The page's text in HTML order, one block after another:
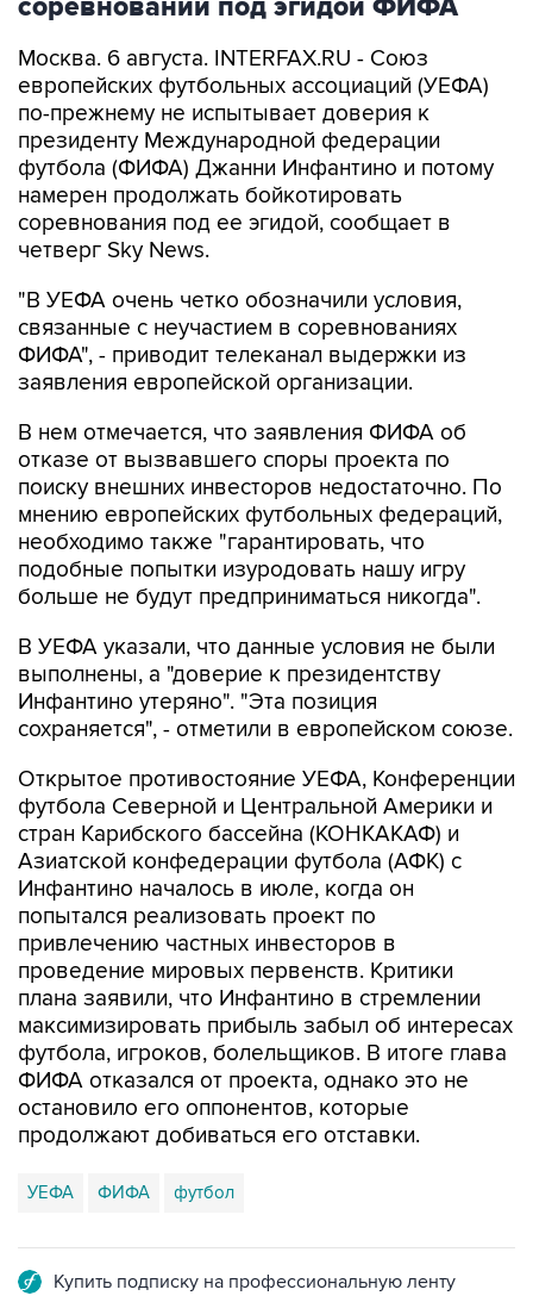
соревнований под эгидой ФИФА
Москва. 6 августа. INTERFAX.RU - Союз
европейских футбольных ассоциаций (УЕФА)
по-прежнему не испытывает доверия к
президенту Международной федерации
футбола (ФИФА) Джанни Инфантино и потому
намерен продолжать бойкотировать
соревнования под ее эгидой, сообщает в
четверг Sky News.
"В УЕФА очень четко обозначили условия,
связанные с неучастием в соревнованиях
ФИФА", - приводит телеканал выдержки из
заявления европейской организации.
В нем отмечается, что заявления ФИФА об
отказе от вызвавшего споры проекта по
поиску внешних инвесторов недостаточно. По
мнению европейских футбольных федераций,
необходимо также "гарантировать, что
подобные попытки изуродовать нашу игру
больше не будут предприниматься никогда".
В УЕФА указали, что данные условия не были
выполнены, а "доверие к президентству
Инфантино утеряно". "Эта позиция
сохраняется", - отметили в европейском союзе.
Открытое противостояние УЕФА, Конференции
футбола Северной и Центральной Америки и
стран Карибского бассейна (КОНКАКАФ) и
Азиатской конфедерации футбола (АФК) с
Инфантино началось в июле, когда он
попытался реализовать проект по
привлечению частных инвесторов в
проведение мировых первенств. Критики
плана заявили, что Инфантино в стремлении
максимизировать прибыль забыл об интересах
футбола, игроков, болельщиков. В итоге глава
ФИФА отказался от проекта, однако это не
остановило его оппонентов, которые
продолжают добиваться его отставки.
УЕФА ФИФА футбол
Купить подписку на профессиональную ленту